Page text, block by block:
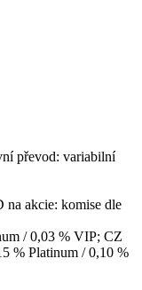
převod: variabilní
na akcie: komise dle
/ 0,03 % VIP; CZ
% Platinum / 0,10 %